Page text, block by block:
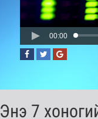
00:00
Энэ 7